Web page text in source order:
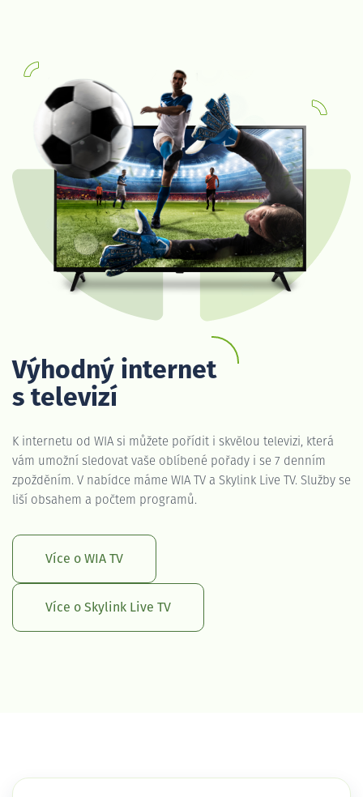
Výhodný internet
s televizí
K internetu od WIA si můžete pořídit i skvělou televizi, která
vám umožní sledovat vaše oblíbené pořady i se 7 denním
zpožděním. V nabídce máme WIA TV a Skylink Live TV. Služby se
liší obsahem a počtem programů.
Více o WIA TV
Více o Skylink Live TV